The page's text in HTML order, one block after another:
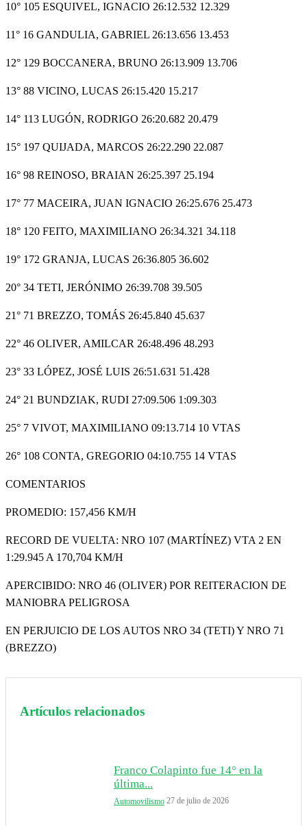
10° 105 ESQUIVEL, IGNACIO 26:12.532 12.329
11° 16 GANDULIA, GABRIEL 26:13.656 13.453
12° 129 BOCCANERA, BRUNO 26:13.909 13.706
13° 88 VICINO, LUCAS 26:15.420 15.217
14° 113 LUGÓN, RODRIGO 26:20.682 20.479
15° 197 QUIJADA, MARCOS 26:22.290 22.087
16° 98 REINOSO, BRAIAN 26:25.397 25.194
17° 77 MACEIRA, JUAN IGNACIO 26:25.676 25.473
18° 120 FEITO, MAXIMILIANO 26:34.321 34.118
19° 172 GRANJA, LUCAS 26:36.805 36.602
20° 34 TETI, JERÓNIMO 26:39.708 39.505
21° 71 BREZZO, TOMÁS 26:45.840 45.637
22° 46 OLIVER, AMILCAR 26:48.496 48.293
23° 33 LÓPEZ, JOSÉ LUIS 26:51.631 51.428
24° 21 BUNDZIAK, RUDI 27:09.506 1:09.303
25° 7 VIVOT, MAXIMILIANO 09:13.714 10 VTAS
26° 108 CONTA, GREGORIO 04:10.755 14 VTAS
COMENTARIOS
PROMEDIO: 157,456 KM/H
RECORD DE VUELTA: NRO 107 (MARTÍNEZ) VTA 2 EN
1:29.945 A 170,704 KM/H
APERCIBIDO: NRO 46 (OLIVER) POR REITERACION DE
MANIOBRA PELIGROSA
EN PERJUICIO DE LOS AUTOS NRO 34 (TETI) Y NRO 71
(BREZZO)
Artículos relacionados
Franco Colapinto fue 14° en la
última...
Automovilismo 27 de julio de 2026